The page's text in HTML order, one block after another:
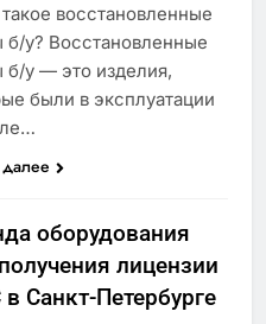
такое восстановленные
б/у? Восстановленные
б/у — это изделия,
были в эксплуатации
далее
оборудования
лицензии
Санкт-Петербурге